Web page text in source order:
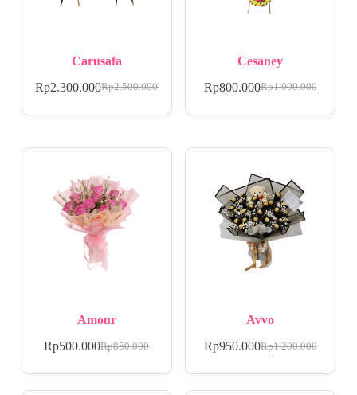
Carusafa
Rp2.500.000
Rp2.300.000
Cesaney
Rp1.000.000
Rp800.000
Amour
Rp850.000
Rp500.000
Avvo
Rp1.200.000
Rp950.000